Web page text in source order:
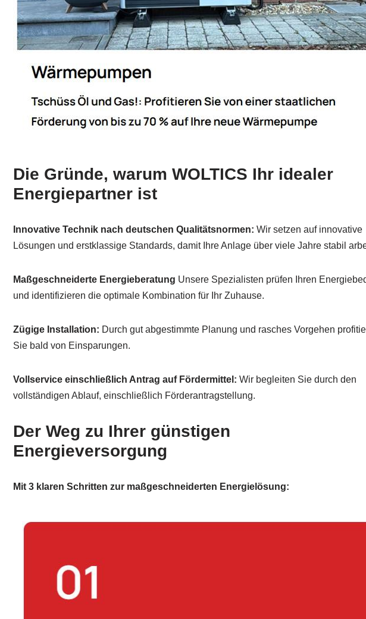
Die Gründe, warum WOLTICS Ihr idealer
Energiepartner ist
Innovative Technik nach deutschen Qualitätsnormen: Wir setzen auf innovative
Lösungen und erstklassige Standards, damit Ihre Anlage über viele Jahre stabil
Maßgeschneiderte Energieberatung Unsere Spezialisten prüfen Ihren
und identifizieren die optimale Kombination für Ihr Zuhause.
Zügige Installation: Durch gut abgestimmte Planung und rasches Vorgehen
Sie bald von Einsparungen.
Vollservice einschließlich Antrag auf Fördermittel: Wir begleiten Sie durch den
vollständigen Ablauf, einschließlich Förderantragstellung.
Der Weg zu Ihrer günstigen
Energieversorgung
Mit 3 klaren Schritten zur maßgeschneiderten Energielösung: